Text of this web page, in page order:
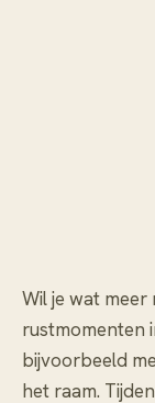
Wil je wat
rustmomenten
bijvoorbeeld
het raam.